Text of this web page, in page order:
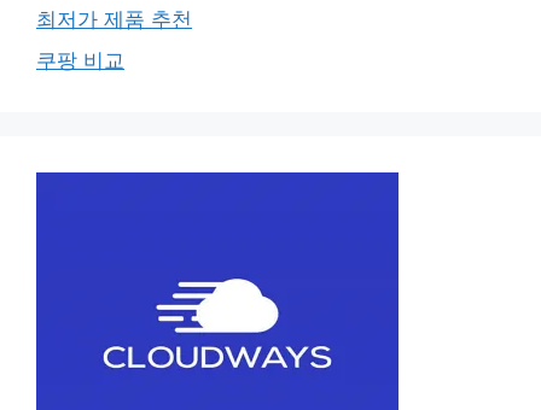
최저가 제품 추천
쿠팡 비교